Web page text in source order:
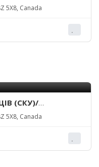
INC. –
5X8, Canada
(СКУ)/
(UWC)
5X8, Canada